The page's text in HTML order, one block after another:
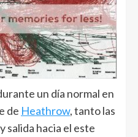
un día normal en
de Heathrow, tanto las
salida hacia el este